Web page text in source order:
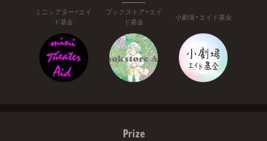
ミニシアター・エイ
ド基金
ブックストア・エイ
ド基金
小劇場・エイド基金
Prize